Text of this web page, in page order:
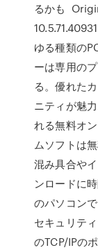
るかも
ゆる種類の
ーは専用の
る。優れた
ニティが魅
れる無料オ
ムソフトは
混み具合や
ンロードに
のパソコン
セキュリテ
のTCP/IPの